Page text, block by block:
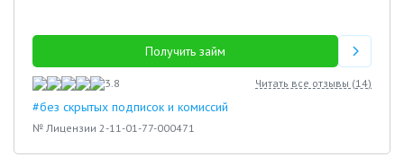
Получить займ
3.8 Читать все отзывы (14)
#без скрытых подписок и комиссий
№ Лицензии 2-11-01-77-000471